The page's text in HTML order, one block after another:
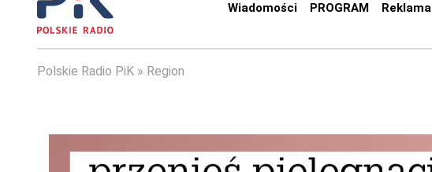
Wiadomości PROGRAM Reklama
Polskie Radio PiK Region